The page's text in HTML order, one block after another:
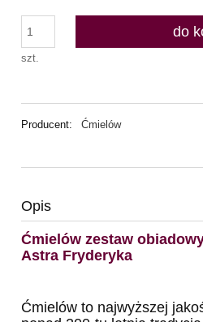
szt.
do
Producent: Ćmielów
Opis
Ćmielów zestaw
Astra Fryderyka
Ćmielów to najwyższej